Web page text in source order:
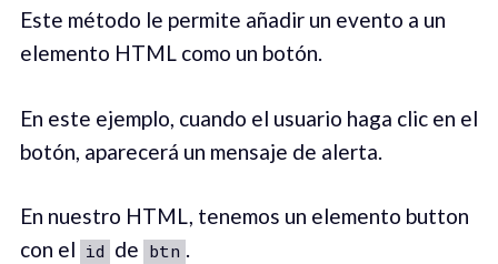
Este método le permite añadir un evento a un
elemento HTML como un botón.
En este ejemplo, cuando el usuario haga clic en el
botón, aparecerá un mensaje de alerta.
En nuestro HTML, tenemos un elemento button
con el id de btn .